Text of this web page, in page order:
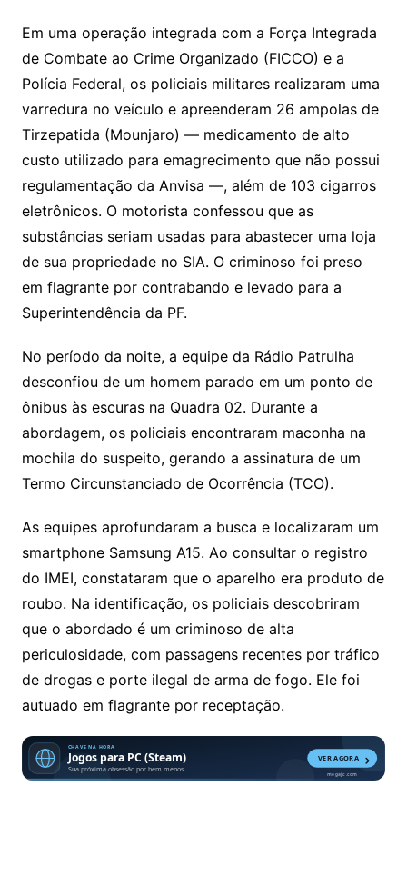
Em uma operação integrada com a Força Integrada
de Combate ao Crime Organizado (FICCO) e a
Polícia Federal, os policiais militares realizaram uma
varredura no veículo e apreenderam 26 ampolas de
Tirzepatida (Mounjaro) — medicamento de alto
custo utilizado para emagrecimento que não possui
regulamentação da Anvisa —, além de 103 cigarros
eletrônicos. O motorista confessou que as
substâncias seriam usadas para abastecer uma loja
de sua propriedade no SIA. O criminoso foi preso
em flagrante por contrabando e levado para a
Superintendência da PF.
No período da noite, a equipe da Rádio Patrulha
desconfiou de um homem parado em um ponto de
ônibus às escuras na Quadra 02. Durante a
abordagem, os policiais encontraram maconha na
mochila do suspeito, gerando a assinatura de um
Termo Circunstanciado de Ocorrência (TCO).
As equipes aprofundaram a busca e localizaram um
smartphone Samsung A15. Ao consultar o registro
do IMEI, constataram que o aparelho era produto de
roubo. Na identificação, os policiais descobriram
que o abordado é um criminoso de alta
periculosidade, com passagens recentes por tráfico
de drogas e porte ilegal de arma de fogo. Ele foi
autuado em flagrante por receptação.